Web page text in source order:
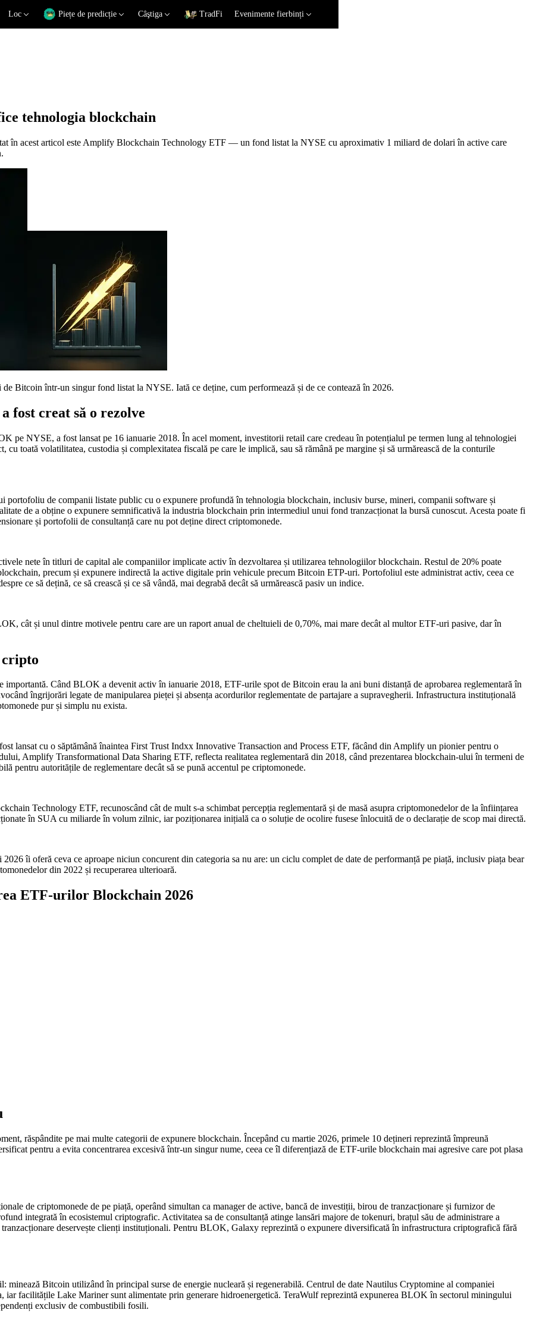
Loc Piețe de predicție Câştiga TradFi Evenimente fierbinți
tehnologia blockchain
în acest articol este Amplify Blockchain Technology ETF — un fond listat la NYSE cu aproximativ 1 miliard de dolari în active care
Bitcoin într-un singur fond listat la NYSE. Iată ce deține, cum performează și de ce contează în 2026.
fost creat să o rezolve
NYSE, a fost lansat pe 16 ianuarie 2018. În acel moment, investitorii retail care credeau în potențialul pe termen lung al tehnologiei
toată volatilitatea, custodia și complexitatea fiscală pe care le implică, sau să rămână pe margine și să urmărească de la conturile
de companii listate public cu o expunere profundă în tehnologia blockchain, inclusiv burse, mineri, companii software și
de a obține o expunere semnificativă la industria blockchain prin intermediul unui fond tranzacționat la bursă cunoscut. Acesta poate fi
și portofolii de consultanță care nu pot deține direct criptomonede.
nete în titluri de capital ale companiilor implicate activ în dezvoltarea și utilizarea tehnologiilor blockchain. Restul de 20% poate
precum și expunere indirectă la active digitale prin vehicule precum Bitcoin ETP-uri. Portofoliul este administrat activ, ceea ce
ce să dețină, ce să crească și ce să vândă, mai degrabă decât să urmărească pasiv un indice.
cât și unul dintre motivele pentru care are un raport anual de cheltuieli de 0,70%, mai mare decât al multor ETF-uri pasive, dar în
importantă. Când BLOK a devenit activ în ianuarie 2018, ETF-urile spot de Bitcoin erau la ani buni distanță de aprobarea reglementară în
îngrijorări legate de manipularea pieței și absența acordurilor reglementate de partajare a supravegherii. Infrastructura instituțională
pur și simplu nu exista.
lansat cu o săptămână înaintea First Trust Indxx Innovative Transaction and Process ETF, făcând din Amplify un pionier pentru o
Amplify Transformational Data Sharing ETF, reflecta realitatea reglementară din 2018, când prezentarea blockchain-ului în termeni de
pentru autoritățile de reglementare decât să se pună accentul pe criptomonede.
Technology ETF, recunoscând cât de mult s-a schimbat percepția reglementară și de masă asupra criptomonedelor de la înființarea
în SUA cu miliarde în volum zilnic, iar poziționarea inițială ca o soluție de ocolire fusese înlocuită de o declarație de scop mai directă.
îi oferă ceva ce aproape niciun concurent din categoria sa nu are: un ciclu complet de date de performanță pe piață, inclusiv piața bear
din 2022 și recuperarea ulterioară.
ETF-urilor Blockchain 2026
răspândite pe mai multe categorii de expunere blockchain. Începând cu martie 2026, primele 10 dețineri reprezintă împreună
pentru a evita concentrarea excesivă într-un singur nume, ceea ce îl diferențiază de ETF-urile blockchain mai agresive care pot plasa
de criptomonede de pe piață, operând simultan ca manager de active, bancă de investiții, birou de tranzacționare și furnizor de
integrată în ecosistemul criptografic. Activitatea sa de consultanță atinge lansări majore de tokenuri, brațul său de administrare a
deservește clienți instituționali. Pentru BLOK, Galaxy reprezintă o expunere diversificată în infrastructura criptografică fără
Bitcoin utilizând în principal surse de energie nucleară și regenerabilă. Centrul de date Nautilus Cryptomine al companiei
iar facilitățile Lake Mariner sunt alimentate prin generare hidroenergetică. TeraWulf reprezintă expunerea BLOK în sectorul miningului
exclusiv de combustibili fosili.